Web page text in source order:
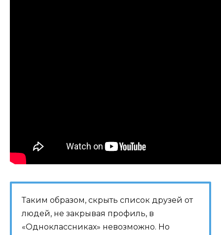
Таким образом, скрыть список друзей от
людей, не закрывая профиль, в
«Одноклассниках» невозможно. Но